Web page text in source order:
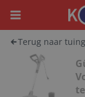
Menu
Terug naar